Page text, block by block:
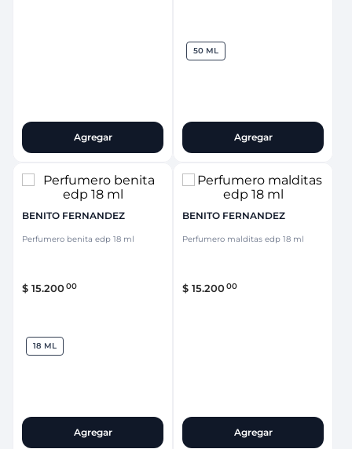
Agregar
50 ML
Agregar
BENITO FERNANDEZ
Perfumero benita edp 18 ml
$ 15.20000
18 ML
Agregar
BENITO FERNANDEZ
Perfumero malditas edp 18 ml
$ 15.20000
Agregar